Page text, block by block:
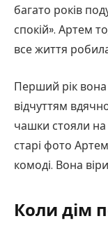
багато років
спокій». Артем
все життя
Перший рік
відчуттям
чашки стояли на
старі фото
комоді. Вона
Коли дім